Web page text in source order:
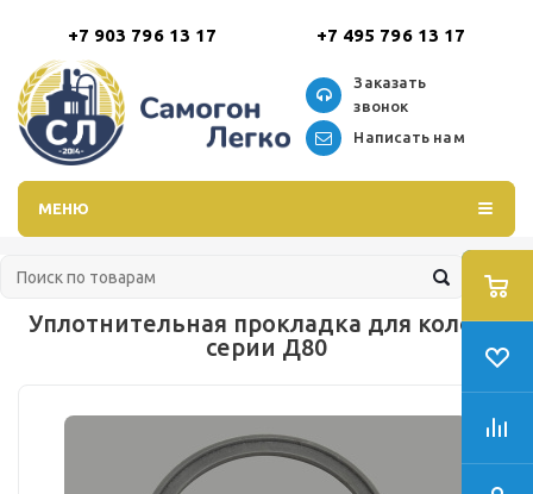
+7 903 796 13 17 +7 495 796 13 17
Заказать
звонок
Написать нам
МЕНЮ
Уплотнительная прокладка для колонн
серии Д80